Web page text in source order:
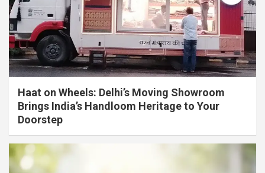
Haat on Wheels: Delhi’s Moving Showroom
Brings India’s Handloom Heritage to Your
Doorstep